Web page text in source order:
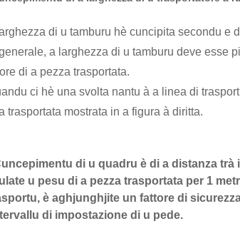
di u tamburu hè cuncipita secondu e
a larghezza di u tamburu deve esse
di a pezza trasportata.
ci hè una svolta nantu à a linea di
trasportata mostrata in a figura à diritta.
di u quadru è di a distanza trà
u pesu di a pezza trasportata per 1
è aghjunghjite un fattore di
di impostazione di u pede.